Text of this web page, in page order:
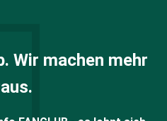
Wir machen mehr